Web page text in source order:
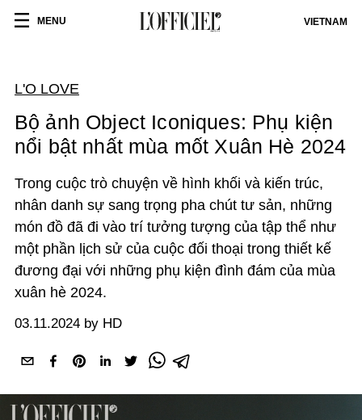
MENU VIETNAM
L'O LOVE
Bộ ảnh Object Iconiques: Phụ kiện
nổi bật nhất mùa mốt Xuân Hè 2024
Trong cuộc trò chuyện về hình khối và kiến ​​trúc,
nhân danh sự sang trọng pha chút tư sản, những
món đồ đã đi vào trí tưởng tượng của tập thể như
một phần lịch sử của cuộc đối thoại trong thiết kế
đương đại với những phụ kiện đình đám của mùa
xuân hè 2024.
03.11.2024 by HD